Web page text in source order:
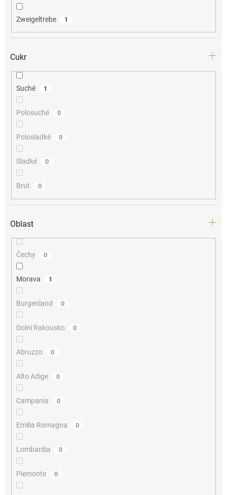
Zweigeltrebe 1
Cukr
Suché 1
Polosuché 0
Polosladké 0
Sladké 0
Brut 0
Oblast
Čechy 0
Morava 1
Burgenland 0
Dolní Rakousko 0
Abruzzo 0
Alto Adige 0
Campania 0
Emilia Romagna 0
Lombardia 0
Piemonte 0